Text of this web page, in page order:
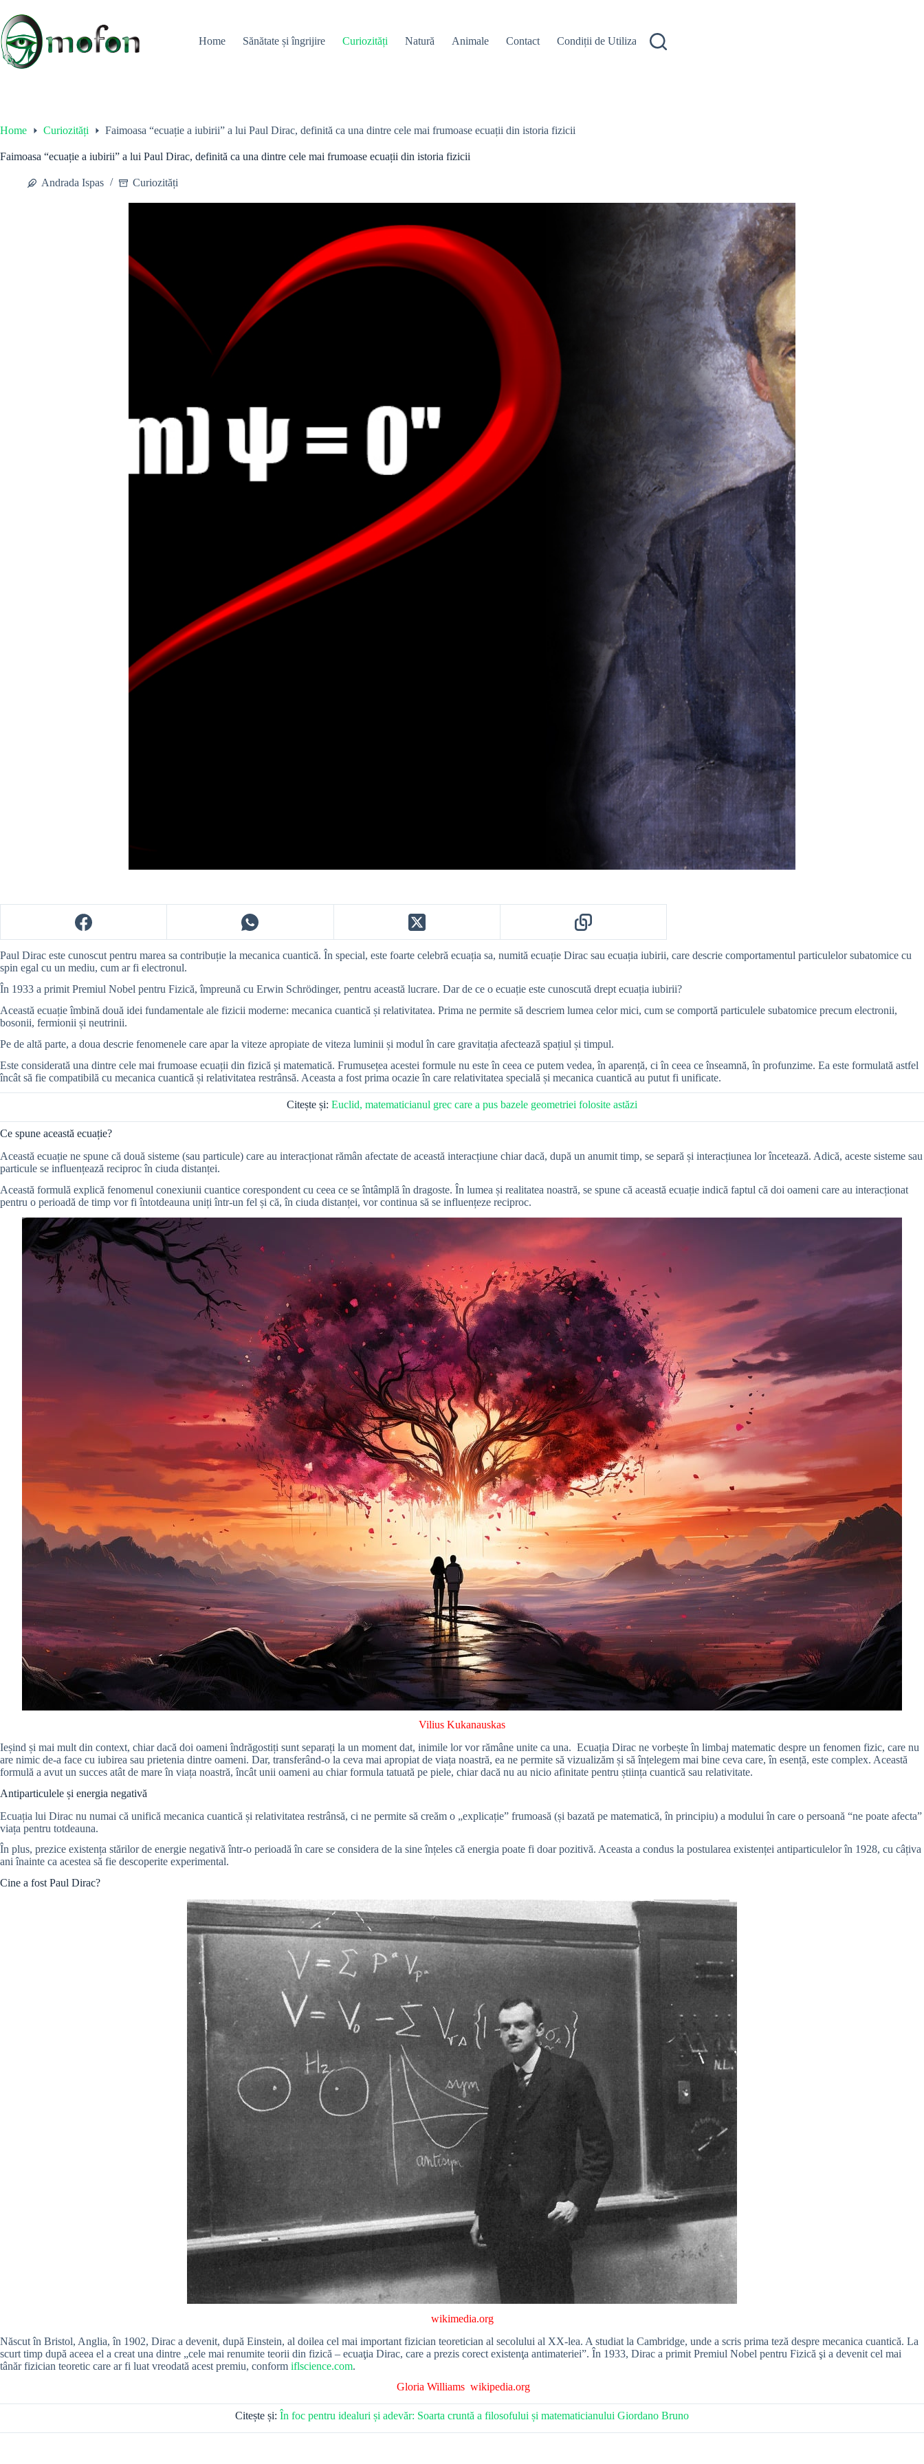
content
Home
Sănătate și îngrijire Curiozități Natură Animale Contact Condiții de Utilizare
Home Curiozități Faimoasa “ecuație a iubirii” a lui Paul Dirac, definită ca una dintre cele mai frumoase ecuații din istoria fizicii
Faimoasa “ecuație a iubirii” a lui Paul Dirac, definită ca una dintre cele mai frumoase ecuații din istoria fizicii
Andrada Ispas Curiozități
Paul Dirac este cunoscut pentru marea sa contribuție la mecanica cuantică. În special, este foarte celebră ecuația sa, numită ecuație Dirac sau ecuația iubirii, care descrie comportamentul particulelor subatomice cu
spin egal cu un mediu, cum ar fi electronul.
În 1933 a primit Premiul Nobel pentru Fizică, împreună cu Erwin Schrödinger, pentru această lucrare. Dar de ce o ecuație este cunoscută drept ecuația iubirii?
Această ecuație îmbină două idei fundamentale ale fizicii moderne: mecanica cuantică și relativitatea. Prima ne permite să descriem lumea celor mici, cum se comportă particulele subatomice precum electronii,
bosonii, fermionii și neutrinii.
Pe de altă parte, a doua descrie fenomenele care apar la viteze apropiate de viteza luminii și modul în care gravitația afectează spațiul și timpul.
Este considerată una dintre cele mai frumoase ecuații din fizică și matematică. Frumusețea acestei formule nu este în ceea ce putem vedea, în aparență, ci în ceea ce înseamnă, în profunzime. Ea este formulată astfel
încât să fie compatibilă cu mecanica cuantică și relativitatea restrânsă. Aceasta a fost prima ocazie în care relativitatea specială și mecanica cuantică au putut fi unificate.
Citește și: Euclid, matematicianul grec care a pus bazele geometriei folosite astăzi
Ce spune această ecuație?
Această ecuație ne spune că două sisteme (sau particule) care au interacționat rămân afectate de această interacțiune chiar dacă, după un anumit timp, se separă și interacțiunea lor încetează. Adică, aceste sisteme sau
particule se influențează reciproc în ciuda distanței.
Această formulă explică fenomenul conexiunii cuantice corespondent cu ceea ce se întâmplă în dragoste. În lumea și realitatea noastră, se spune că această ecuație indică faptul că doi oameni care au interacționat
pentru o perioadă de timp vor fi întotdeauna uniți într-un fel și că, în ciuda distanței, vor continua să se influențeze reciproc.
Vilius Kukanauskas
Ieșind și mai mult din context, chiar dacă doi oameni îndrăgostiți sunt separați la un moment dat, inimile lor vor rămâne unite ca una. Ecuația Dirac ne vorbește în limbaj matematic despre un fenomen fizic, care nu
are nimic de-a face cu iubirea sau prietenia dintre oameni. Dar, transferând-o la ceva mai apropiat de viața noastră, ea ne permite să vizualizăm și să înțelegem mai bine ceva care, în esență, este complex. Această
formulă a avut un succes atât de mare în viața noastră, încât unii oameni au chiar formula tatuată pe piele, chiar dacă nu au nicio afinitate pentru știința cuantică sau relativitate.
Antiparticulele și energia negativă
Ecuația lui Dirac nu numai că unifică mecanica cuantică și relativitatea restrânsă, ci ne permite să creăm o „explicație” frumoasă (și bazată pe matematică, în principiu) a modului în care o persoană “ne poate afecta”
viața pentru totdeauna.
În plus, prezice existența stărilor de energie negativă într-o perioadă în care se considera de la sine înțeles că energia poate fi doar pozitivă. Aceasta a condus la postularea existenței antiparticulelor în 1928, cu câțiva
ani înainte ca acestea să fie descoperite experimental.
Cine a fost Paul Dirac?
wikimedia.org
Născut în Bristol, Anglia, în 1902, Dirac a devenit, după Einstein, al doilea cel mai important fizician teoretician al secolului al XX-lea. A studiat la Cambridge, unde a scris prima teză despre mecanica cuantică. La
scurt timp după aceea el a creat una dintre „cele mai renumite teorii din fizică – ecuaţia Dirac, care a prezis corect existenţa antimateriei”. În 1933, Dirac a primit Premiul Nobel pentru Fizică şi a devenit cel mai
tânăr fizician teoretic care ar fi luat vreodată acest premiu, conform iflscience.com.
Gloria Williams wikipedia.org
Citește și: În foc pentru idealuri și adevăr: Soarta cruntă a filosofului și matematicianului Giordano Bruno